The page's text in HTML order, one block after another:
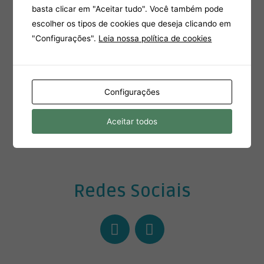
Métodos de Pagamento
Redes Sociais
F
a
I
n
basta clicar em "Aceitar tudo". Você também pode
escolher os tipos de cookies que deseja clicando em
"Configurações". Leia nossa política de cookies
Configurações
Aceitar todos